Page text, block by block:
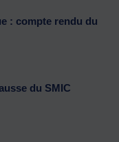
: compte rendu du
du SMIC